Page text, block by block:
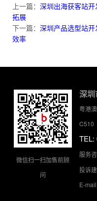
上一篇： 深圳出海获客站
拓展
下一篇： 深圳产品选型站
效率
微信扫一扫加售前顾
问
深
粤港
C510
TEL:
服务咨
投诉建
E-